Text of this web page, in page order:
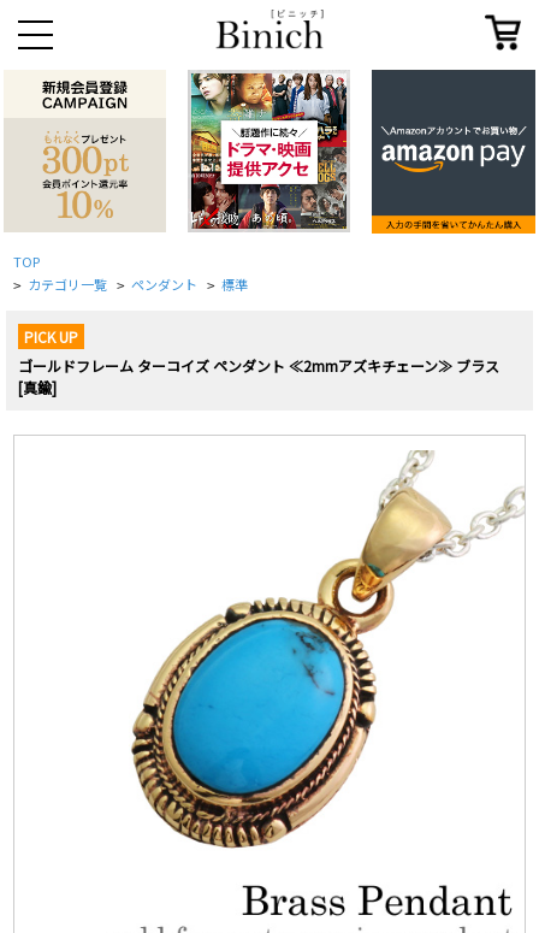
TOP
> カテゴリ一覧 > ペンダント > 標準
PICK UP
ゴールドフレーム ターコイズ ペンダント ≪2mmアズキチェーン≫ ブラス
[真鍮]